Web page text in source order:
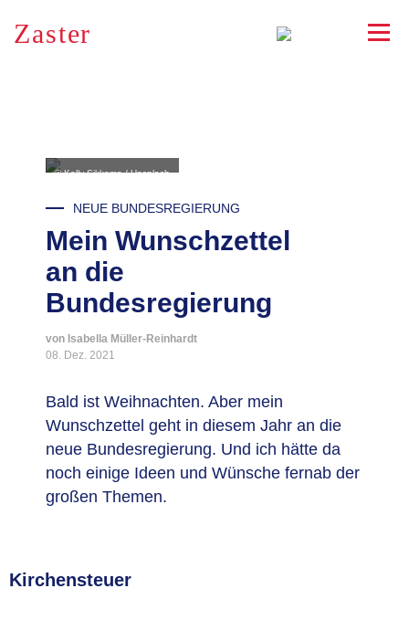
RSS
Zaster
© Kelly Sikkema / Unsplash
NEUE BUNDESREGIERUNG
Mein Wunschzettel
an die
Bundesregierung
von Isabella Müller-Reinhardt
08. Dez. 2021
Bald ist Weihnachten. Aber mein
Wunschzettel geht in diesem Jahr an die
neue Bundesregierung. Und ich hätte da
noch einige Ideen und Wünsche fernab der
großen Themen.
Kirchensteuer